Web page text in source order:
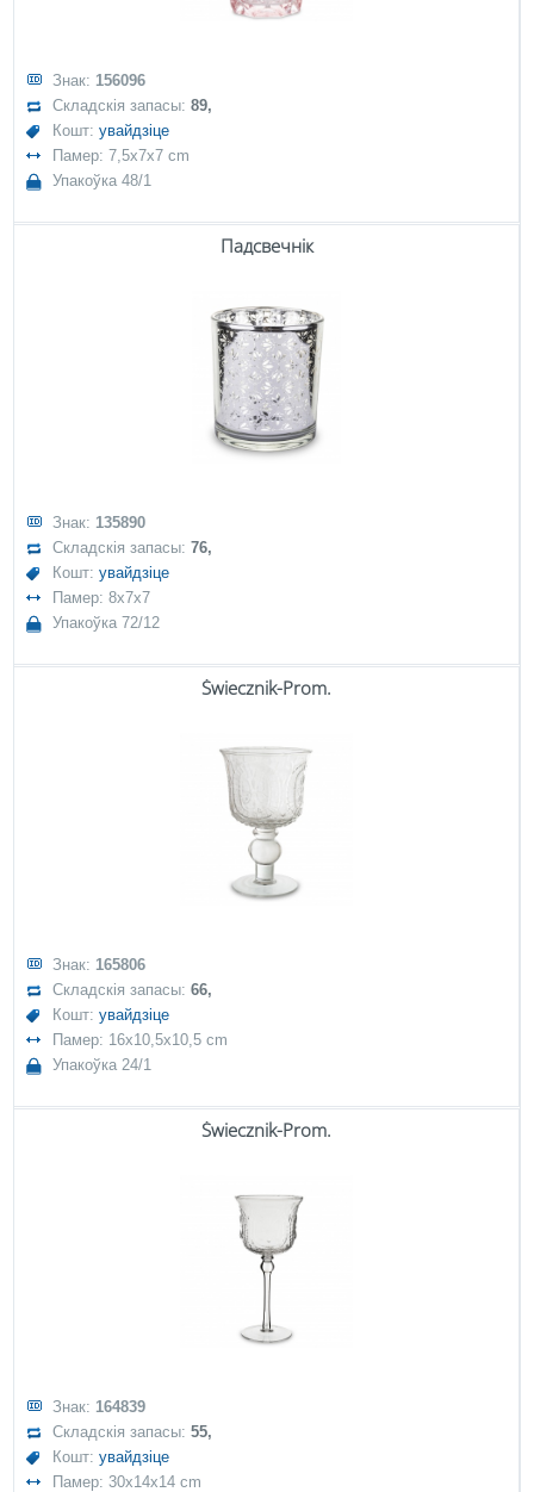
Знак: 156096
Складскія запасы:89,
Кошт:увайдзіце
Памер: 7,5x7x7 cm
Упакоўка 48/1
Падсвечнік
Знак: 135890
Складскія запасы:76,
Кошт:увайдзіце
Памер: 8x7x7
Упакоўка 72/12
Świecznik-Prom.
Знак: 165806
Складскія запасы:66,
Кошт:увайдзіце
Памер: 16x10,5x10,5 cm
Упакоўка 24/1
Świecznik-Prom.
Знак: 164839
Складскія запасы:55,
Кошт:увайдзіце
Памер: 30x14x14 cm